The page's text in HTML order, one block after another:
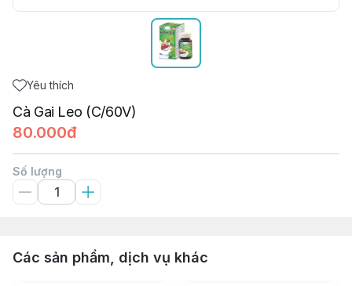
Yêu thích
Cà Gai Leo (C/60V)
80.000đ
Số lượng
Các sản phẩm, dịch vụ khác